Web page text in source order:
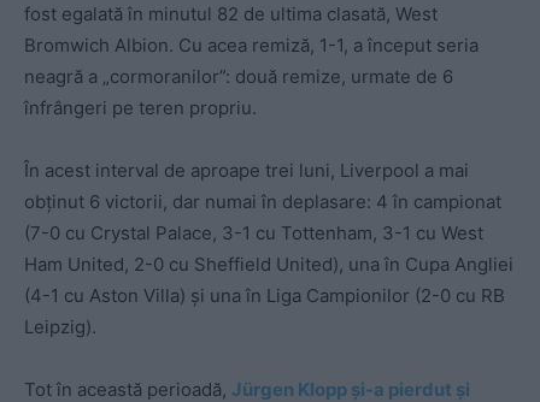
fost egalată în minutul 82 de ultima clasată, West
Bromwich Albion. Cu acea remiză, 1-1, a început seria
neagră a „cormoranilor”: două remize, urmate de 6
înfrângeri pe teren propriu.
În acest interval de aproape trei luni, Liverpool a mai
obținut 6 victorii, dar numai în deplasare: 4 în campionat
(7-0 cu Crystal Palace, 3-1 cu Tottenham, 3-1 cu West
Ham United, 2-0 cu Sheffield United), una în Cupa Angliei
(4-1 cu Aston Villa) și una în Liga Campionilor (2-0 cu RB
Leipzig).
Tot în această perioadă, Jürgen Klopp și-a pierdut și